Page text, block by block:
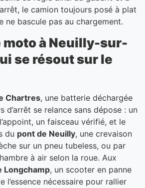
le camion toujours posé à plat
ne bascule pas au chargement.
moto à Neuilly-sur-
se résout sur le
Chartres, une batterie déchargée
d’arrêt se relance sans dépose : un
un faisceau vérifié, et le
du pont de Neuilly, une crevaison
sur un pneu tubeless, ou par
à air selon la roue. Aux
Longchamp, un scooter en panne
l’essence nécessaire pour rallier